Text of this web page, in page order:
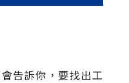
告訴你，要找出工